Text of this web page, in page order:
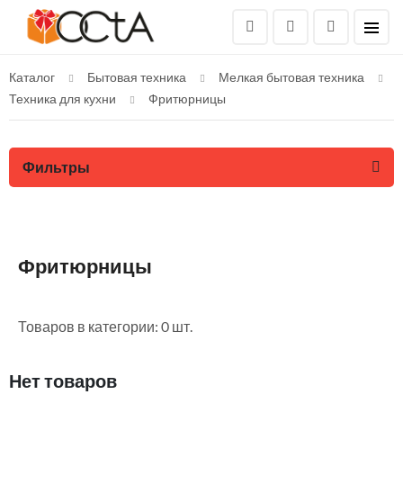
Каталог Бытовая техника
Мелкая бытовая техника
Техника для кухни
Фритюрницы
Фильтры
Фритюрницы
Товаров в категории: 0 шт.
Нет товаров